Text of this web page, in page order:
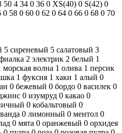
50 4 34 0 36 0 XS(40) 0 S(42) 0
0 58 0 60 0 62 0 64 0 66 0 68 0 70
5 сиреневый 5 салатовый 3
2 электрик 2 белый 1
морская волна 1 олива 1 персик
1 фуксия 1 хаки 1 алый 0
0 бежевый 0 бордо 0 василек 0
0 изумруд 0 какао 0
0 кобальтовый 0
0 лимонный 0 ментол 0
0 мята 0 оранжевый 0 орхидея